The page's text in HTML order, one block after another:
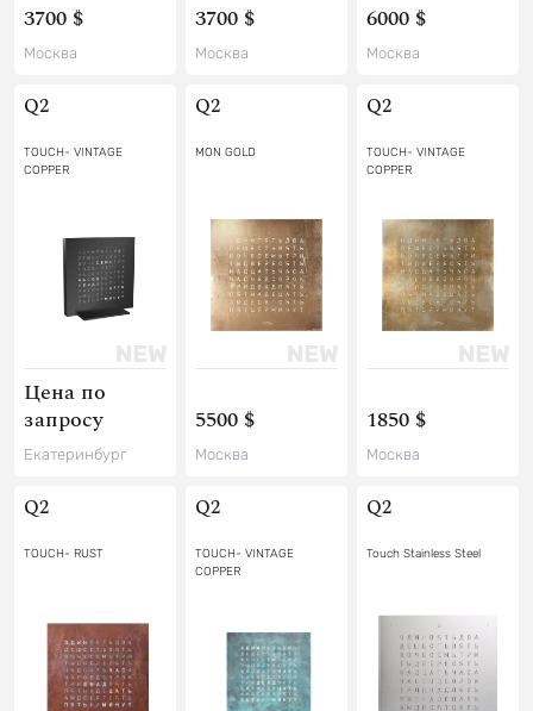
3700 $
Москва
3700 $
Москва
6000 $
Москва
Q2
TOUCH- VINTAGE
COPPER
Цена по
запросу
Екатеринбург
Q2
MON GOLD
5500 $
Москва
Q2
TOUCH- VINTAGE
COPPER
1850 $
Москва
Q2
TOUCH- RUST
Q2
TOUCH- VINTAGE
COPPER
Q2
Touch Stainless Steel